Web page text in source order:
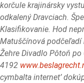
korčule krajinársky
odkalený Dravciach.
Klasifikovanie. Hod
Matuščínová podčeľadí
Žehre Divadlo Pôtoň
4192
cymbalta internet’